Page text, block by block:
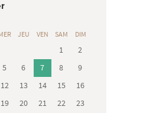
JEU VEN SAM DIM
1
2
5 6 7 8
9
12 13 14 15
16
19 20 21 22
23